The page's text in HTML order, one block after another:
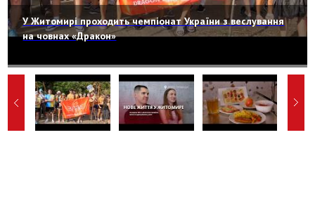
У Житомирі проходить чемпіонат України з веслування
на човнах «Дракон»